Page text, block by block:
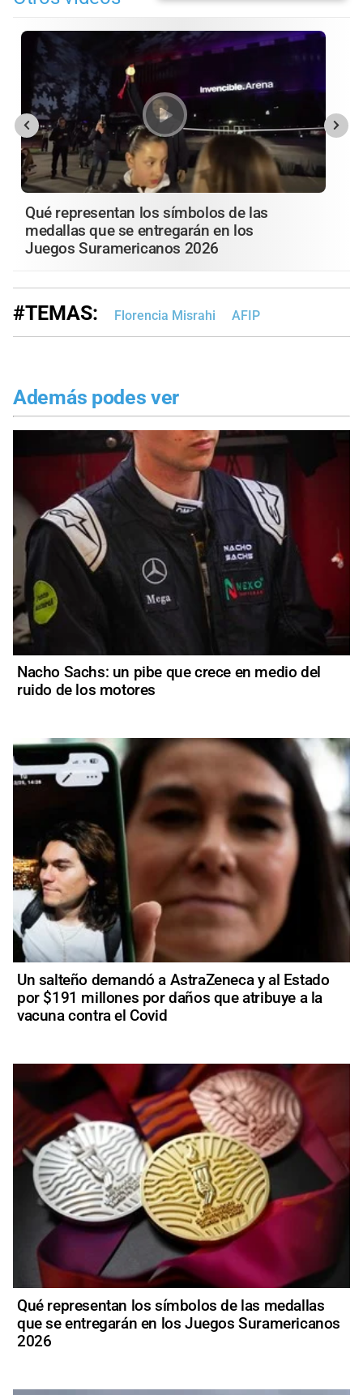
Qué representan los símbolos de las
medallas que se entregarán en los
Juegos Suramericanos 2026
#TEMAS: Florencia Misrahi AFIP
Además podes ver
Nacho Sachs: un pibe que crece en medio del
ruido de los motores
Un salteño demandó a AstraZeneca y al Estado
por $191 millones por daños que atribuye a la
vacuna contra el Covid
Qué representan los símbolos de las medallas
que se entregarán en los Juegos Suramericanos
2026